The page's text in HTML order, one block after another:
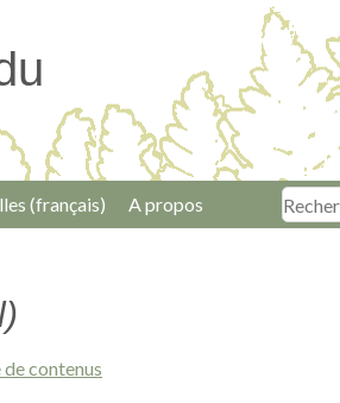
(français) A propos
de contenus